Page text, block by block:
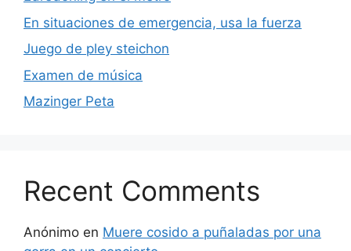
En situaciones de emergencia, usa la fuerza
Juego de pley steichon
Examen de música
Mazinger Peta
Recent Comments
Anónimo en Muere cosido a puñaladas por una